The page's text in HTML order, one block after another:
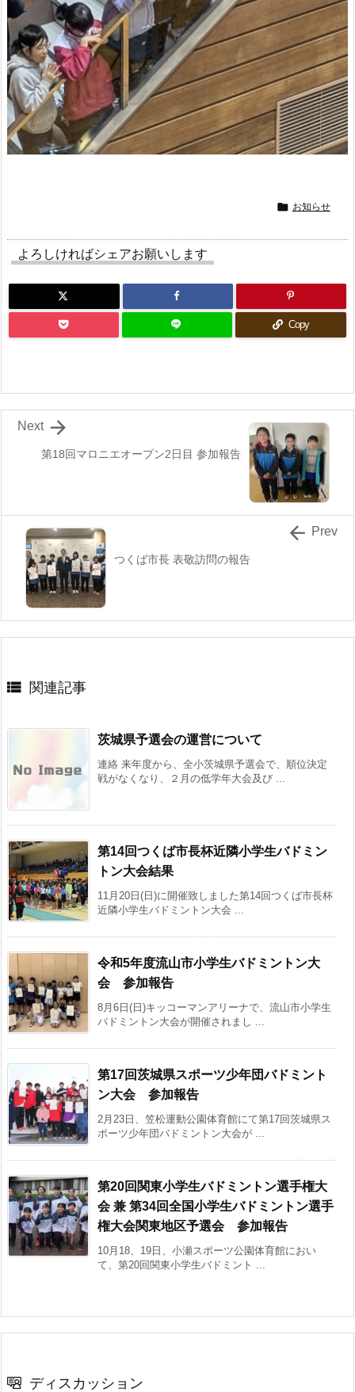
 お知らせ
よろしければシェアお願いします
Copy
第18回マロニエオープン2日目 参加報告

Next
つくば市長 表敬訪問の報告
 Prev
 関連記事
茨城県予選会の運営について
連絡 来年度から、全小茨城県予選会で、順位決定
戦がなくなり、２月の低学年大会及び ...
第14回つくば市長杯近隣小学生バドミン
トン大会結果
11月20日(日)に開催致しました第14回つくば市長杯
近隣小学生バドミントン大会 ...
令和5年度流山市小学生バドミントン大
会 参加報告
8月6日(日)キッコーマンアリーナで、流山市小学生
バドミントン大会が開催されまし ...
第17回茨城県スポーツ少年団バドミント
ン大会 参加報告
2月23日、笠松運動公園体育館にて第17回茨城県ス
ポーツ少年団バドミントン大会が ...
第20回関東小学生バドミントン選手権大
会 兼 第34回全国小学生バドミントン選手
権大会関東地区予選会 参加報告
10月18、19日、小瀬スポーツ公園体育館におい
て、第20回関東小学生バドミント ...
ディスカッション